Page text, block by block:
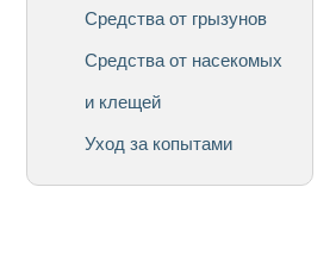
Средства от грызунов
Средства от насекомых
и клещей
Уход за копытами